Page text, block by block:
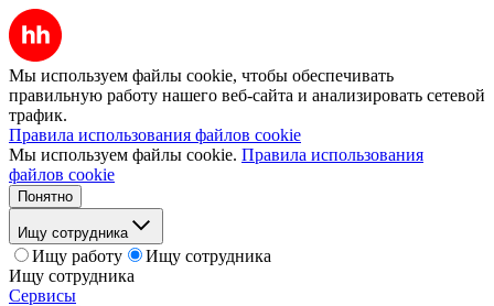
Мы используем файлы cookie, чтобы обеспечивать
правильную работу нашего веб-сайта и анализировать сетевой
трафик.
Правила использования файлов cookie
Мы используем файлы cookie. Правила использования
файлов cookie
Понятно
Ищу сотрудника
Ищу работу
Ищу сотрудника
Ищу сотрудника
Сервисы